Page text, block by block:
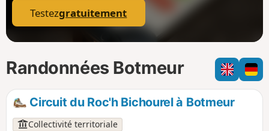
Testezgratuitement
Randonnées Botmeur
Circuit du Roc'h Bichourel à Botmeur
Collectivité territoriale